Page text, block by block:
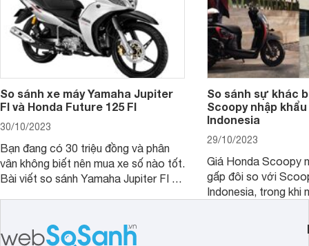
So sánh xe máy Yamaha Jupiter
FI và Honda Future 125 FI
30/10/2023
Bạn đang có 30 triệu đồng và phân
vân không biết nên mua xe số nào tốt.
Bài viết so sánh Yamaha Jupiter FI và
So sánh sự khác
Scoopy nhập
Indonesia
29/10/2023
Giá Honda Scoopy
gấp đôi so với
Indonesia, trong khi
chênh lệch giá lớn
sánh Honda